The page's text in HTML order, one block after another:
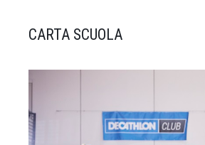
CARTA SCUOLA